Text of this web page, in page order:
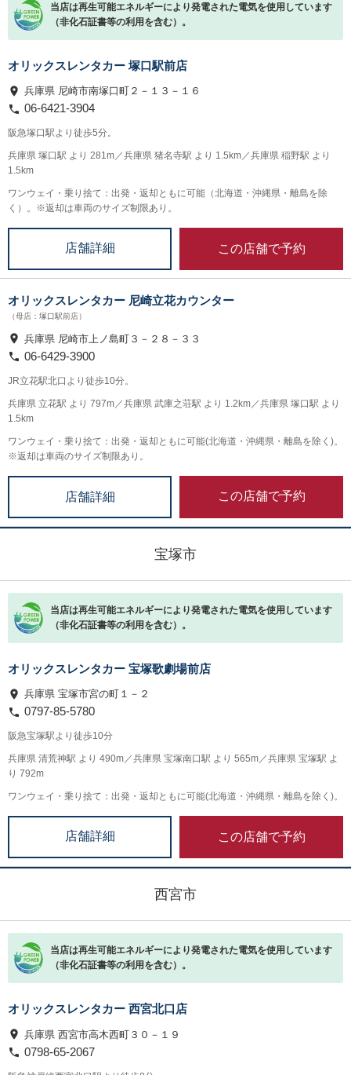
当店は再生可能エネルギーにより発電された電気を使用しています
（非化石証書等の利用を含む）。
オリックスレンタカー 塚口駅前店
兵庫県 尼崎市南塚口町２－１３－１６
06-6421-3904
阪急塚口駅より徒歩5分。
兵庫県 塚口駅 より 281m／兵庫県 猪名寺駅 より 1.5km／兵庫県 稲野駅 より
1.5km
ワンウェイ・乗り捨て：出発・返却ともに可能（北海道・沖縄県・離島を除
く）。※返却は車両のサイズ制限あり。
店舗詳細 この店舗で予約
オリックスレンタカー 尼崎立花カウンター
（母店：塚口駅前店）
兵庫県 尼崎市上ノ島町３－２８－３３
06-6429-3900
JR立花駅北口より徒歩10分。
兵庫県 立花駅 より 797m／兵庫県 武庫之荘駅 より 1.2km／兵庫県 塚口駅 より
1.5km
ワンウェイ・乗り捨て：出発・返却ともに可能(北海道・沖縄県・離島を除く)。
※返却は車両のサイズ制限あり。
店舗詳細 この店舗で予約
宝塚市
当店は再生可能エネルギーにより発電された電気を使用しています
（非化石証書等の利用を含む）。
オリックスレンタカー 宝塚歌劇場前店
兵庫県 宝塚市宮の町１－２
0797-85-5780
阪急宝塚駅より徒歩10分
兵庫県 清荒神駅 より 490m／兵庫県 宝塚南口駅 より 565m／兵庫県 宝塚駅 よ
り 792m
ワンウェイ・乗り捨て：出発・返却ともに可能(北海道・沖縄県・離島を除く)。
店舗詳細 この店舗で予約
西宮市
当店は再生可能エネルギーにより発電された電気を使用しています
（非化石証書等の利用を含む）。
オリックスレンタカー 西宮北口店
兵庫県 西宮市高木西町３０－１９
0798-65-2067